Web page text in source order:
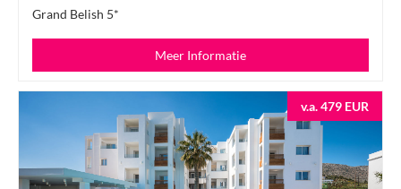
Grand Belish 5*
Meer Informatie
v.a. 479 EUR